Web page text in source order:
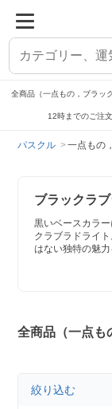
全商品（一点もの，ブラッ
12時までのご注
パスクル 一点もの
ブラックラ
黒いベースカラ
クラブラドライ
はない独特の魅力
全商品（一点も
絞り込む